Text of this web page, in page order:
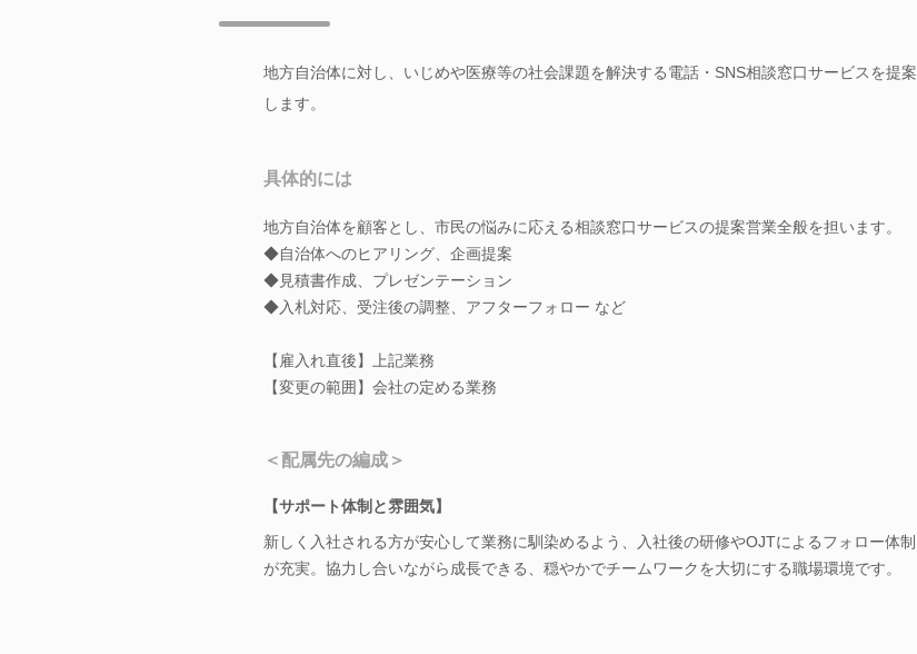
地方自治体に対し、いじめや医療等の社会課題を解決する電話・SNS相談窓口サービスを提案
します。
具体的には
地方自治体を顧客とし、市民の悩みに応える相談窓口サービスの提案営業全般を担います。
◆自治体へのヒアリング、企画提案
◆見積書作成、プレゼンテーション
◆入札対応、受注後の調整、アフターフォロー など
【雇入れ直後】上記業務
【変更の範囲】会社の定める業務
＜配属先の編成＞
【サポート体制と雰囲気】
新しく入社される方が安心して業務に馴染めるよう、入社後の研修やOJTによるフォロー体制
が充実。協力し合いながら成長できる、穏やかでチームワークを大切にする職場環境です。